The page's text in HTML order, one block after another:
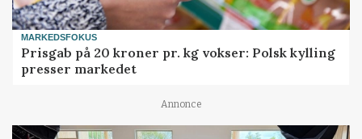
MARKEDSFOKUS
Prisgab på 20 kroner pr. kg vokser: Polsk kylling
presser markedet
Annonce